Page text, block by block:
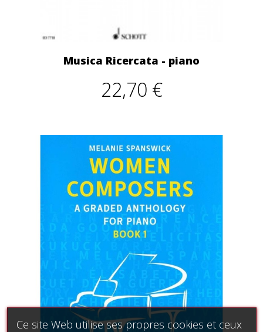
Musica Ricercata - piano
22,70 €
Ce site Web utilise ses propres cookies et ceux